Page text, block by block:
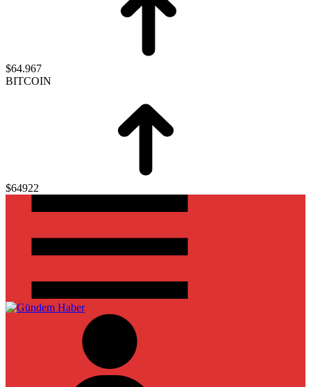
$64.967
BITCOIN
$64922